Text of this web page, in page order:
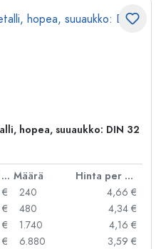
hopea, suuaukko: DIN 32
Hinta per kpl Määrä
Hinta per kpl
240
4,66 €
480
4,34 €
1.740
4,16 €
6.880
3,59 €